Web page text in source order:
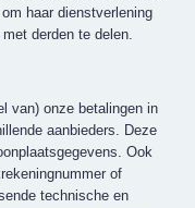
haar dienstverlening
derden te delen.
van) onze betalingen in
aanbieders. Deze
Ook
of
technische en